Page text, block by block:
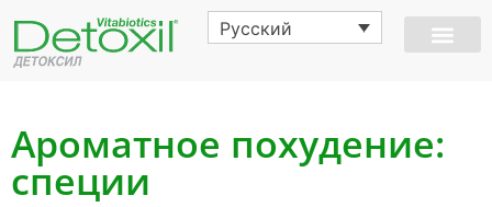
Русский
Ароматное похудение:
специи